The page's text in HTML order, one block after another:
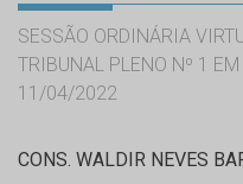
SESSÃO ORDINÁRIA
TRIBUNAL PLENO Nº 1 EM
11/04/2022
CONS. WALDIR NEVES